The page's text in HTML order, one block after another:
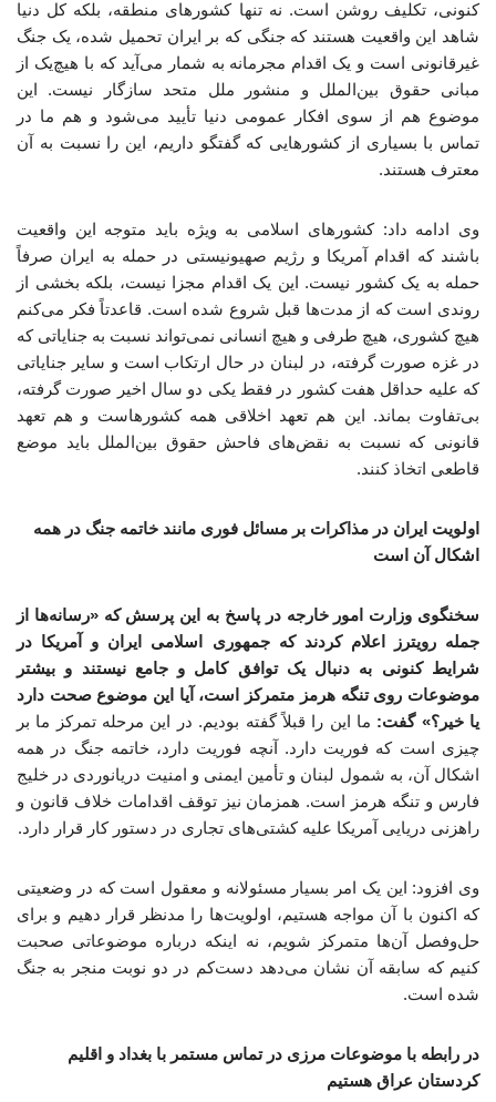
کنونی، تکلیف روشن است. نه تنها کشورهای منطقه، بلکه کل دنیا
شاهد این واقعیت هستند که جنگی که بر ایران تحمیل شده، یک جنگ
غیرقانونی است و یک اقدام مجرمانه به شمار می‌آید که با هیچ‌یک از
مبانی حقوق بین‌الملل و منشور ملل متحد سازگار نیست. این
موضوع هم از سوی افکار عمومی دنیا تأیید می‌شود و هم ما در
تماس با بسیاری از کشورهایی که گفتگو داریم، این را نسبت به آن
معترف هستند.
وی ادامه داد: کشورهای اسلامی به ویژه باید متوجه این واقعیت
باشند که اقدام آمریکا و رژیم صهیونیستی در حمله به ایران صرفاً
حمله به یک کشور نیست. این یک اقدام مجزا نیست، بلکه بخشی از
روندی است که از مدت‌ها قبل شروع شده است. قاعدتاً فکر می‌کنم
هیچ کشوری، هیچ طرفی و هیچ انسانی نمی‌تواند نسبت به جنایاتی که
در غزه صورت گرفته، در لبنان در حال ارتکاب است و سایر جنایاتی
که علیه حداقل هفت کشور در فقط یکی دو سال اخیر صورت گرفته،
بی‌تفاوت بماند. این هم تعهد اخلاقی همه کشورهاست و هم تعهد
قانونی که نسبت به نقض‌های فاحش حقوق بین‌الملل باید موضع
قاطعی اتخاذ کنند.
اولویت ایران در مذاکرات بر مسائل فوری مانند خاتمه جنگ در همه
اشکال آن است
سخنگوی وزارت امور خارجه در پاسخ به این پرسش که «رسانه‌ها از
جمله رویترز اعلام کردند که جمهوری اسلامی ایران و آمریکا در
شرایط کنونی به دنبال یک توافق کامل و جامع نیستند و بیشتر
موضوعات روی تنگه هرمز متمرکز است، آیا این موضوع صحت دارد
یا خیر؟» گفت: ما این را قبلاً گفته بودیم. در این مرحله تمرکز ما بر
چیزی است که فوریت دارد. آنچه فوریت دارد، خاتمه جنگ در همه
اشکال آن، به شمول لبنان و تأمین ایمنی و امنیت دریانوردی در خلیج
فارس و تنگه هرمز است. همزمان نیز توقف اقدامات خلاف قانون و
راهزنی دریایی آمریکا علیه کشتی‌های تجاری در دستور کار قرار دارد.
وی افزود: این یک امر بسیار مسئولانه و معقول است که در وضعیتی
که اکنون با آن مواجه هستیم، اولویت‌ها را مدنظر قرار دهیم و برای
حل‌وفصل آن‌ها متمرکز شویم، نه اینکه درباره موضوعاتی صحبت
کنیم که سابقه آن نشان می‌دهد دست‌کم در دو نوبت منجر به جنگ
شده است.
در رابطه با موضوعات مرزی در تماس مستمر با بغداد و اقلیم
کردستان عراق هستیم